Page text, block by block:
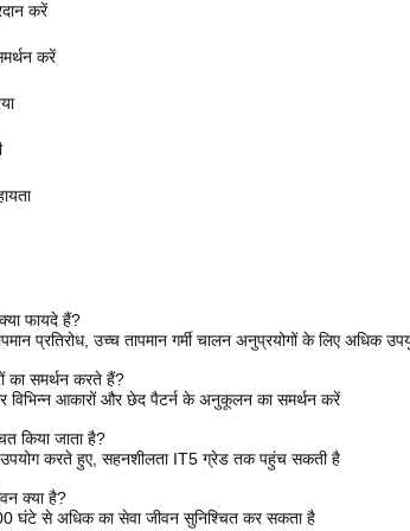
करें
करें
फायदे हैं?
प्रतिरोध, उच्च तापमान गर्मी चालन अनुप्रयोगों के लिए अधिक
का समर्थन करते हैं?
विभिन्न आकारों और छेद पैटर्न के अनुकूलन का समर्थन करें
किया जाता है?
उपयोग करते हुए, सहनशीलता IT5 ग्रेड तक पहुंच सकती है
क्या है?
घंटे से अधिक का सेवा जीवन सुनिश्चित कर सकता है